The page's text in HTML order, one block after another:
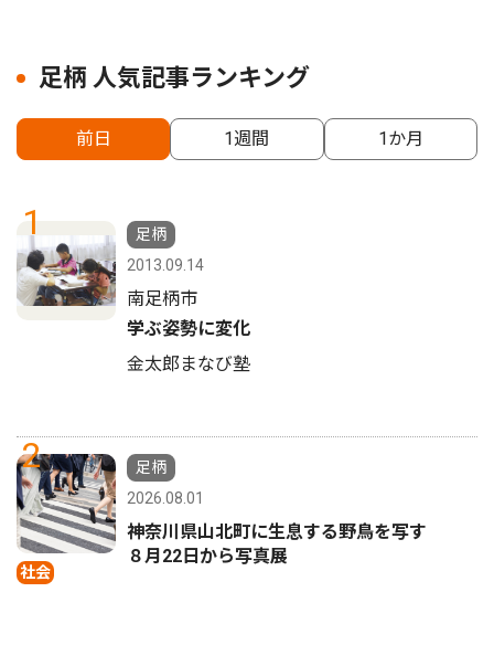
足柄 人気記事ランキング
前日 1週間 1か月
1
足柄
2013.09.14
南足柄市
学ぶ姿勢に変化
金太郎まなび塾
2
社会
足柄
2026.08.01
神奈川県山北町に生息する野鳥を写す
８月22日から写真展